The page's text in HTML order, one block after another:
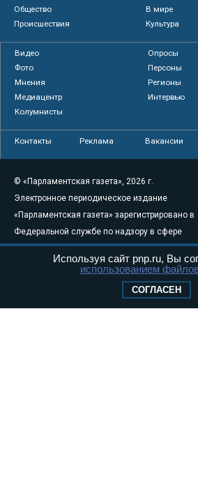
Общество
В мире
Происшествия
Культура
Видео
Опросы
Фото
Персоны
Мнения
Регионы
Медиацентр
Интервью
Колумнисты
Контакты Реклама Вакансии
© «Парламентская газета», 2026 г.
Электронное периодическое издание
«Парламентская газета» зарегистрировано в
Федеральной службе по надзору в сфере
связи, информационных технологий и
массовых коммуникаций (Роскомнадзор) 05
Свидетельство о регистрации Эл № ФС77-
Используя сайт pnp.ru, Вы
использованием
СОГЛАСЕН